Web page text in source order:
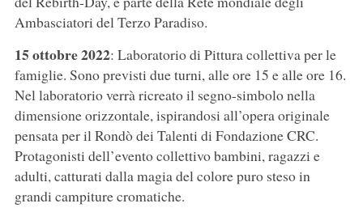
Ambasciatori del Terzo Paradiso.
15 ottobre 2022: Laboratorio di Pittura collettiva per le
famiglie. Sono previsti due turni, alle ore 15 e alle ore 16.
Nel laboratorio verrà ricreato il segno-simbolo nella
dimensione orizzontale, ispirandosi all’opera originale
pensata per il Rondò dei Talenti di Fondazione CRC.
Protagonisti dell’evento collettivo bambini, ragazzi e
adulti, catturati dalla magia del colore puro steso in
grandi campiture cromatiche.